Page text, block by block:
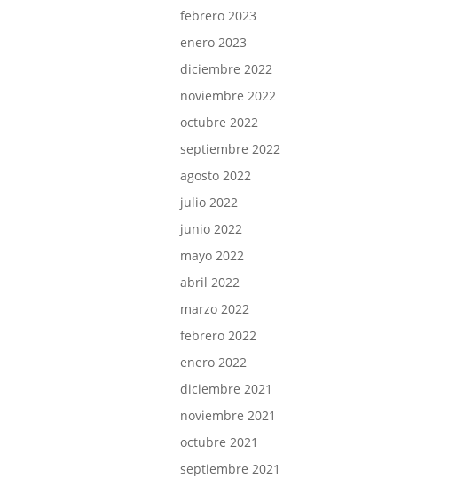
febrero 2023
enero 2023
diciembre 2022
noviembre 2022
octubre 2022
septiembre 2022
agosto 2022
julio 2022
junio 2022
mayo 2022
abril 2022
marzo 2022
febrero 2022
enero 2022
diciembre 2021
noviembre 2021
octubre 2021
septiembre 2021